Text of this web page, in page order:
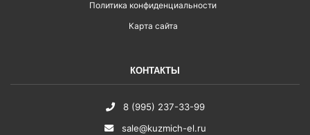
Политика конфиденциальности
Карта сайта
КОНТАКТЫ
8 (995) 237-33-99
sale@kuzmich-el.ru